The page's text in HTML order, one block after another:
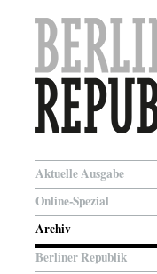
Aktuelle Ausgabe
Online-Spezial
Archiv
Berliner Republik